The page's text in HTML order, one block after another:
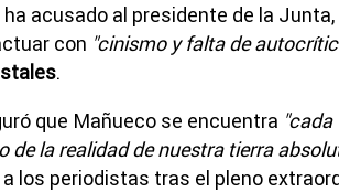
ha acusado al presidente de la Junta,
con "cinismo y falta de
.
que Mañueco se encuentra
de la realidad de nuestra tierra
los periodistas tras el pleno